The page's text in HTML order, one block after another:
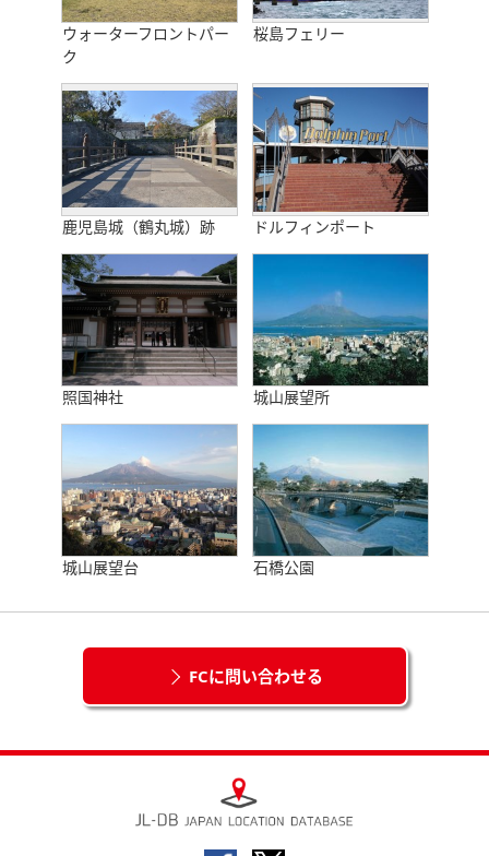
ウォーターフロントパー
ク
桜島フェリー
鹿児島城（鶴丸城）跡 ドルフィンポート
照国神社 城山展望所
城山展望台 石橋公園
FCに問い合わせる